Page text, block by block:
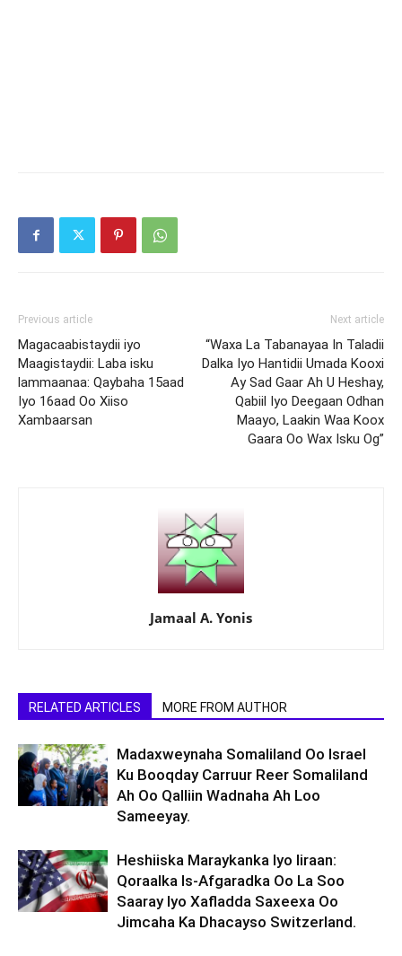
Previous article
Magacaabistaydii iyo
Maagistaydii: Laba isku
lammaanaa: Qaybaha 15aad
Iyo 16aad Oo Xiiso
Xambaarsan
Next article
“Waxa La Tabanayaa In Taladii
Dalka Iyo Hantidii Umada Kooxi
Ay Sad Gaar Ah U Heshay,
Qabiil Iyo Deegaan Odhan
Maayo, Laakin Waa Koox
Gaara Oo Wax Isku Og”
Jamaal A. Yonis
RELATED ARTICLES MORE FROM AUTHOR
Madaxweynaha Somaliland Oo Israel
Ku Booqday Carruur Reer Somaliland
Ah Oo Qalliin Wadnaha Ah Loo
Sameeyay.
Heshiiska Maraykanka Iyo Iiraan:
Qoraalka Is-Afgaradka Oo La Soo
Saaray Iyo Xafladda Saxeexa Oo
Jimcaha Ka Dhacayso Switzerland.